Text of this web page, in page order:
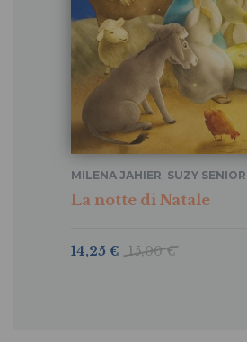
La notte di Natale
MILENA JAHIER SUZY SENIOR
15,00 €
14,25 €